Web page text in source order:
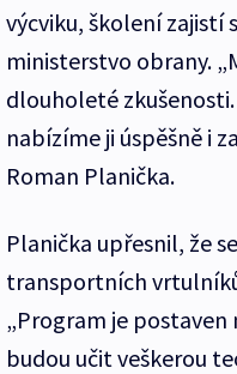
výcviku, školení zajistí
ministerstvo obrany.
dlouholeté
nabízíme ji úspěšně i
Roman Planička.
Planička upřesnil, že
transportních
„Program je
budou učit veškerou